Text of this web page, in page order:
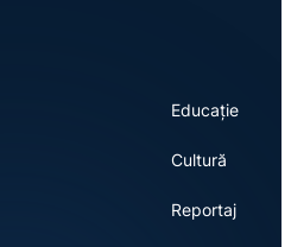
Educație
Cultură
Reportaj